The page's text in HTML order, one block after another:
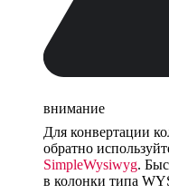
внимание
Для конвертации
обратно
SimpleWysiwyg.
в колонки типа